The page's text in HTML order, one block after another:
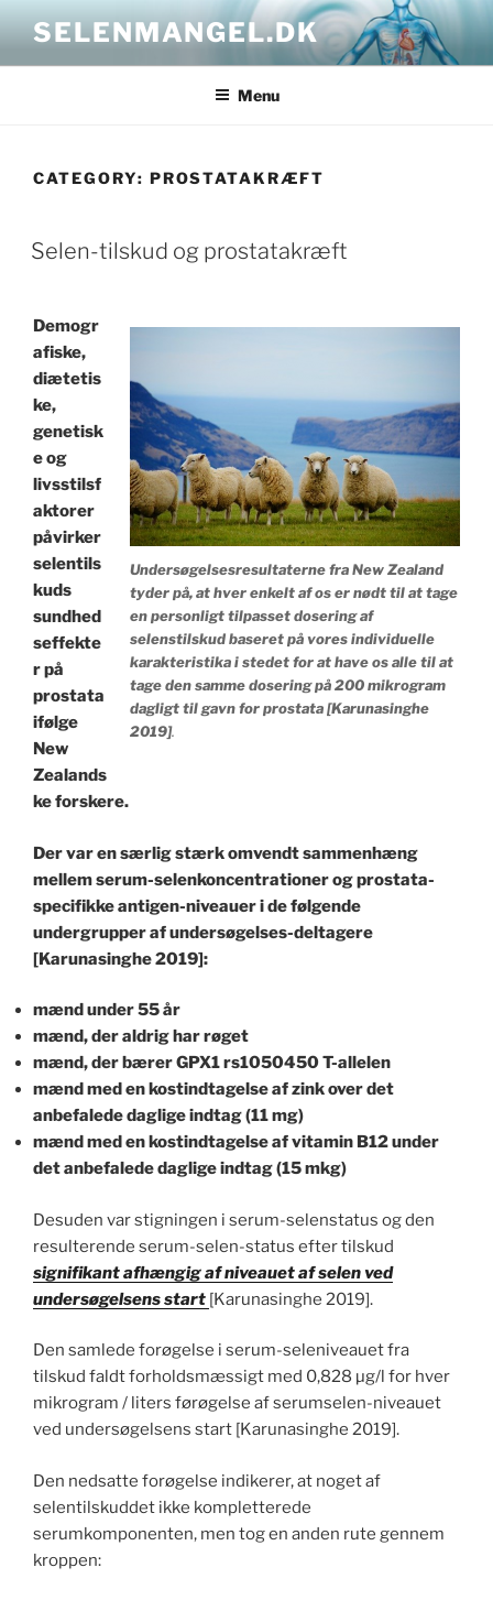
content
SELENMANGEL.DK
Menu
CATEGORY: PROSTATAKRÆFT
POSTED
ON
Selen-tilskud og prostatakræft
Undersøgelsesresultaterne fra New Zealand
tyder på, at hver enkelt af os er nødt til at tage
en personligt tilpasset dosering af
selenstilskud baseret på vores individuelle
karakteristika i stedet for at have os alle til at
tage den samme dosering på 200 mikrogram
dagligt til gavn for prostata [Karunasinghe
2019].
Demogr
afiske,
diætetis
ke,
genetisk
e og
livsstilsf
aktorer
påvirker
selentils
kuds
sundhed
seffekte
r på
prostata
ifølge
New
Zealands
ke forskere.
Der var en særlig stærk omvendt sammenhæng
mellem serum-selenkoncentrationer og prostata-
specifikke antigen-niveauer i de følgende
undergrupper af undersøgelses-deltagere
[Karunasinghe 2019]:
mænd under 55 år
mænd, der aldrig har røget
mænd, der bærer GPX1 rs1050450 T-allelen
mænd med en kostindtagelse af zink over det
anbefalede daglige indtag (11 mg)
mænd med en kostindtagelse af vitamin B12 under
det anbefalede daglige indtag (15 mkg)
Desuden var stigningen i serum-selenstatus og den
resulterende serum-selen-status efter tilskud
signifikant afhængig af niveauet af selen ved
undersøgelsens start [Karunasinghe 2019].
Den samlede forøgelse i serum-seleniveauet fra
tilskud faldt forholdsmæssigt med 0,828 µg/l for hver
mikrogram / liters førøgelse af serumselen-niveauet
ved undersøgelsens start [Karunasinghe 2019].
Den nedsatte forøgelse indikerer, at noget af
selentilskuddet ikke kompletterede
serumkomponenten, men tog en anden rute gennem
kroppen: